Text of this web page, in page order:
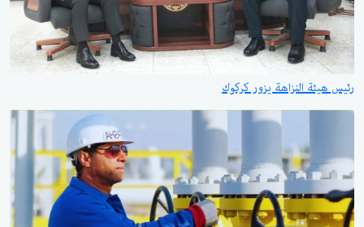
رئيس هيئة النزاهة يزور كركوك